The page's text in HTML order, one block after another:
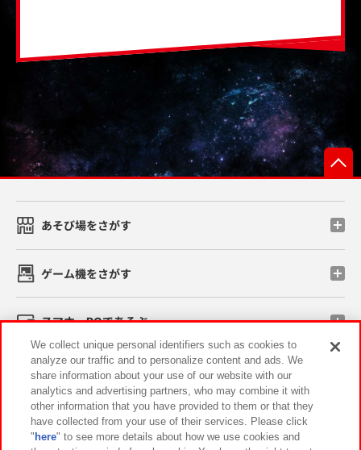
あそび場をさがす
ゲーム機をさがす
スマホ・PCであそぶ
イベント・キャンペーン
関連会社 サステナビリティ サイトポリシー
We collect unique personal identifiers such as cookies to
analyze our traffic and to personalize content and ads. We
share information about your use of our website with our
analytics and advertising partners, who may combine it with
other information that you have provided to them or that they
have collected from your use of their services. Please click
" here" to see more details about how we use cookies and